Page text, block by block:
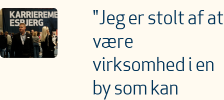
"Jeg er stolt af at
være
virksomhed i en
by som kan